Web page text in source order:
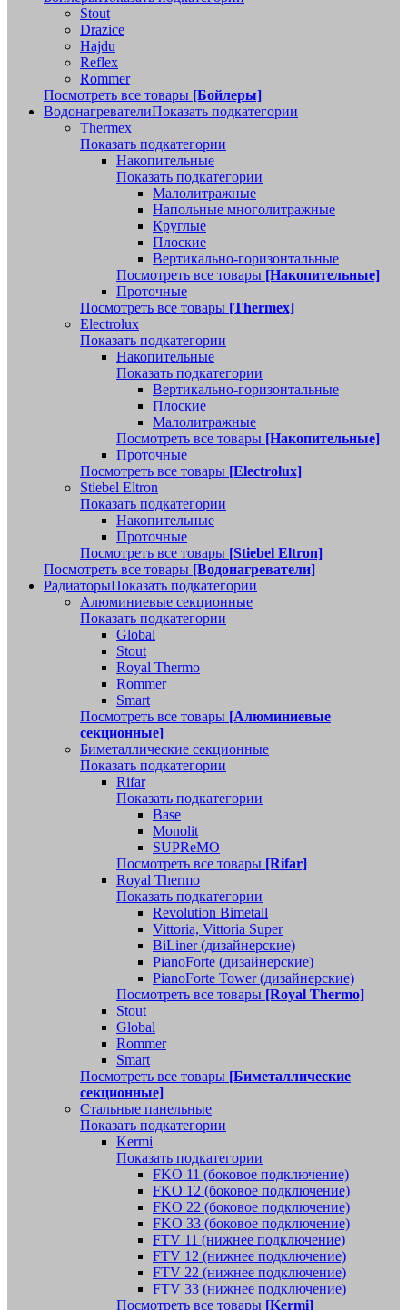
Stout
Drazice
Hajdu
Reflex
Rommer
Посмотреть все товары [Бойлеры]
ВодонагревателиПоказать подкатегории
Thermex
Показать подкатегории
Накопительные
Показать подкатегории
Малолитражные
Напольные многолитражные
Круглые
Плоские
Вертикально-горизонтальные
Посмотреть все товары [Накопительные]
Проточные
Посмотреть все товары [Thermex]
Electrolux
Показать подкатегории
Накопительные
Показать подкатегории
Вертикально-горизонтальные
Плоские
Малолитражные
Посмотреть все товары [Накопительные]
Проточные
Посмотреть все товары [Electrolux]
Stiebel Eltron
Показать подкатегории
Накопительные
Проточные
Посмотреть все товары [Stiebel Eltron]
Посмотреть все товары [Водонагреватели]
РадиаторыПоказать подкатегории
Алюминиевые секционные
Показать подкатегории
Global
Stout
Royal Thermo
Rommer
Smart
Посмотреть все товары [Алюминиевые
секционные]
Биметаллические секционные
Показать подкатегории
Rifar
Показать подкатегории
Base
Monolit
SUPReMO
Посмотреть все товары [Rifar]
Royal Thermo
Показать подкатегории
Revolution Bimetall
Vittoria, Vittoria Super
BiLiner (дизайнерские)
PianoForte (дизайнерские)
PianoForte Tower (дизайнерские)
Посмотреть все товары [Royal Thermo]
Stout
Global
Rommer
Smart
Посмотреть все товары [Биметаллические
секционные]
Стальные панельные
Показать подкатегории
Kermi
Показать подкатегории
FKO 11 (боковое подключение)
FKO 12 (боковое подключение)
FKO 22 (боковое подключение)
FKO 33 (боковое подключение)
FTV 11 (нижнее подключение)
FTV 12 (нижнее подключение)
FTV 22 (нижнее подключение)
FTV 33 (нижнее подключение)
Посмотреть все товары [Kermi]